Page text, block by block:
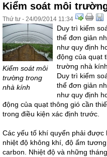
Kiểm soát môi
Thứ tư - 24/09/2014 11:34
Kiểm soát môi
trường trong
nhà kính
Duy trì kiểm
thể đơn giản
như quy định
động của quạt
trường nhà
Duy trì kiểm
thể đơn giản
như quy định
động của quạt thông gió cần
trong điều kiện xác định trước.
Các yếu tố khí quyển phải được
nhiệt độ không khí, độ ẩm
carbon. Nhiệt độ và những